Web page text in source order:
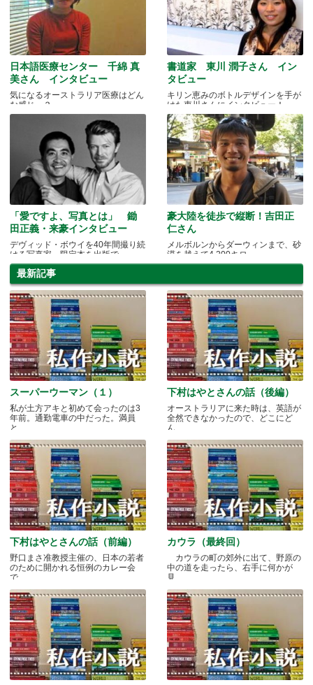
日本語医療センター 千綿 真
美さん インタビュー
気になるオーストラリア医療はどん
な感じ…？
書道家 東川 潤子さん イン
タビュー
キリン恵みのボトルデザインを手が
けた東川さんにインタビュー！
「愛ですよ、写真とは」 鋤
田正義・来豪インタビュー
デヴィッド・ボウイを40年間撮り続
ける写真家、限定本を出版で
豪大陸を徒歩で縦断！吉田正
仁さん
メルボルンからダーウィンまで、砂
漠を越えて4,200キロ
最新記事
スーパーウーマン（１）
私が土方アキと初めて会ったのは3
年前。通勤電車の中だった。満員
と.....
下村はやとさんの話（後編）
オーストラリアに来た時は、英語が
全然できなかったので、どこにど
ん.....
下村はやとさんの話（前編）
野口まさ准教授主催の、日本の若者
のために開かれる恒例のカレー会
で.....
カウラ（最終回）
カウラの町の郊外に出て、野原の
中の道を走ったら、右手に何かが
見.....